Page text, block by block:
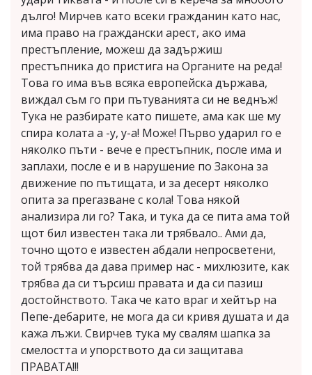
дълго! Мирчев като всеки гражданин като нас,
има право на граждански арест, ако има
престъпление, можеш да задържиш
престъпника до пристига на Органите на реда!
Това го има във всяка европейска държава,
виждал съм го при пътуванията си не веднъж!
Тука не разбирате като пишете, ама как ше му
спира колата а -у, у-а! Може! Първо ударил го е
няколко пъти - вече е престъпник, после има и
заплахи, после е и в нарушение по Закона за
движение по пътищата, и за десерт няколко
опита за прегазване с кола! Това някой
анализира ли го? Така, и тука да се пита ама той
щот бил известен така ли трябвало.. Ами да,
точно щото е известен абдали непросветени,
той трябва да дава пример нас - михлюзите, как
трябва да си търсиш правата и да си пазиш
достойнството. Така че като враг и хейтър на
Пепе-дебарите, не мога да си кривя душата и да
кажа лъжи. Свирчев тука му свалям шапка за
смелостта и упорството да си защитава
ПРАВАТА!!!